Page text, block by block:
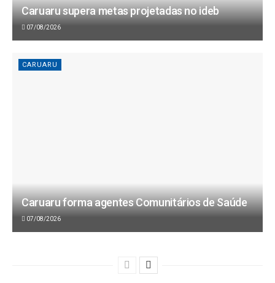
Caruaru supera metas projetadas no ideb
07/08/2026
CARUARU
Caruaru forma agentes Comunitários de Saúde
07/08/2026